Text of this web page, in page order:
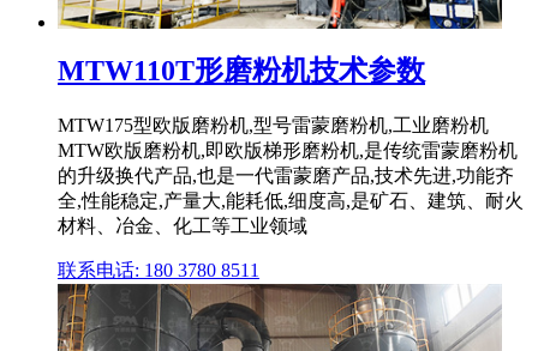
MTW110T形磨粉机技术参数
MTW175型欧版磨粉机,型号雷蒙磨粉机,工业磨粉机
MTW欧版磨粉机,即欧版梯形磨粉机,是传统雷蒙磨粉机
的升级换代产品,也是一代雷蒙磨产品,技术先进,功能齐
全,性能稳定,产量大,能耗低,细度高,是矿石、建筑、耐火
材料、冶金、化工等工业领域
联系电话: 180 3780 8511